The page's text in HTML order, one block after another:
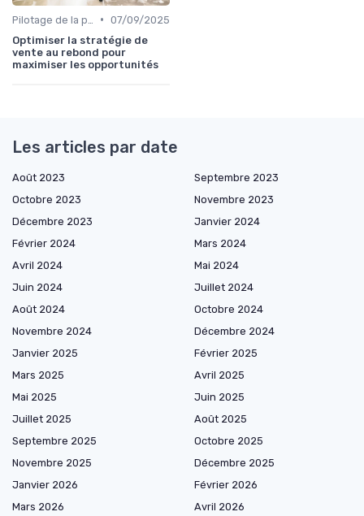
• 07/09/2025
Optimiser la stratégie de
vente au rebond pour
maximiser les opportunités
Les articles par date
Août 2023
Septembre 2023
Octobre 2023
Novembre 2023
Décembre 2023
Janvier 2024
Février 2024
Mars 2024
Avril 2024
Mai 2024
Juin 2024
Juillet 2024
Août 2024
Octobre 2024
Novembre 2024
Décembre 2024
Janvier 2025
Février 2025
Mars 2025
Avril 2025
Mai 2025
Juin 2025
Juillet 2025
Août 2025
Septembre 2025
Octobre 2025
Novembre 2025
Décembre 2025
Janvier 2026
Février 2026
Mars 2026
Avril 2026